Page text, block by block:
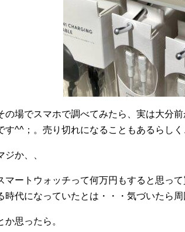
の場でスマホで調べてみたら、実は大分
す^^；。売り切れになることもあるらし
ジか、、
マートウォッチって何万円もすると思っ
時代になっていたとは・・・気づいたら
か思ったら。